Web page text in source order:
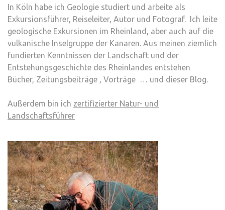
In Köln habe ich Geologie studiert und arbeite als
Exkursionsführer, Reiseleiter, Autor und Fotograf. Ich leite
geologische Exkursionen im Rheinland, aber auch auf die
vulkanische Inselgruppe der Kanaren. Aus meinen ziemlich
fundierten Kenntnissen der Landschaft und der
Entstehungsgeschichte des Rheinlandes entstehen
Bücher, Zeitungsbeiträge , Vorträge … und dieser Blog.
Außerdem bin ich zertifizierter Natur- und
Landschaftsführer